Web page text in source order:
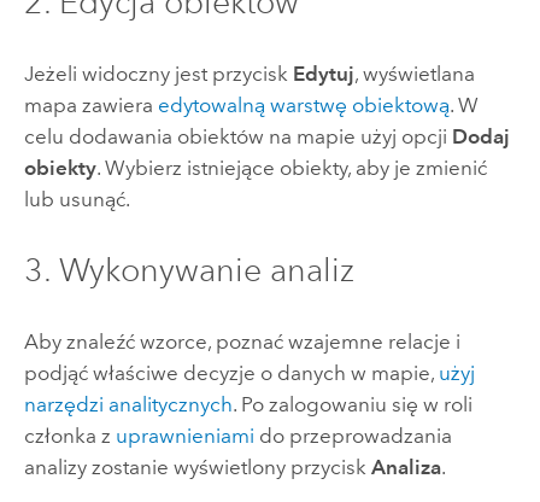
Jeżeli widoczny jest przycisk Edytuj, wyświetlana
mapa zawiera edytowalną warstwę obiektową. W
celu dodawania obiektów na mapie użyj opcji Dodaj
obiekty. Wybierz istniejące obiekty, aby je zmienić
lub usunąć.
3. Wykonywanie analiz
Aby znaleźć wzorce, poznać wzajemne relacje i
podjąć właściwe decyzje o danych w mapie, użyj
narzędzi analitycznych. Po zalogowaniu się w roli
członka z uprawnieniami do przeprowadzania
analizy zostanie wyświetlony przycisk Analiza.